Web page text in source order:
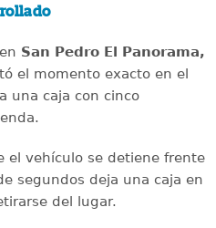
San Pedro El Panorama,
el momento exacto en el
una caja con cinco
el vehículo se detiene frente
segundos deja una caja en
del lugar.